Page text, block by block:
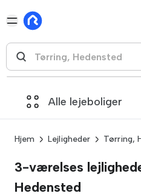
Alle lejeboliger
Hjem Lejligheder Tørring,
3-værelses
Hedensted